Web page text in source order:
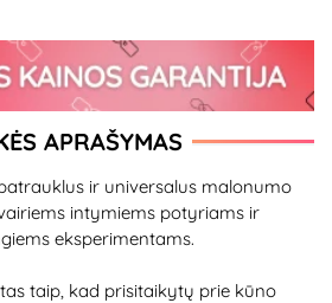
APRAŠYMAS
ir universalus malonumo
intymiems potyriams ir
eksperimentams.
taip, kad prisitaikytų prie kūno